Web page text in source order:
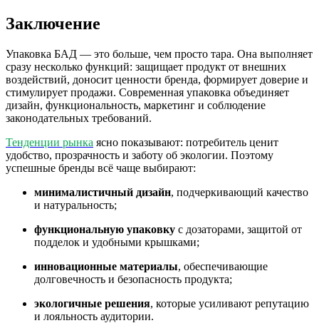
Заключение
Упаковка БАД — это больше, чем просто тара. Она выполняет
сразу несколько функций: защищает продукт от внешних
воздействий, доносит ценности бренда, формирует доверие и
стимулирует продажи. Современная упаковка объединяет
дизайн, функциональность, маркетинг и соблюдение
законодательных требований.
Тенденции рынка ясно показывают: потребитель ценит
удобство, прозрачность и заботу об экологии. Поэтому
успешные бренды всё чаще выбирают:
минималистичный дизайн, подчеркивающий качество
и натуральность;
функциональную упаковку с дозаторами, защитой от
подделок и удобными крышками;
инновационные материалы, обеспечивающие
долговечность и безопасность продукта;
экологичные решения, которые усиливают репутацию
и лояльность аудитории.